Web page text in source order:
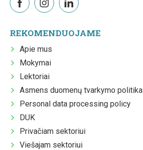
REKOMENDUOJAME
Apie mus
Mokymai
Lektoriai
Asmens duomenų tvarkymo politika
Personal data processing policy
DUK
Privačiam sektoriui
Viešajam sektoriui